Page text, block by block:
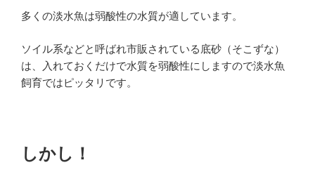
多くの淡水魚は弱酸性の水質が適しています。
ソイル系などと呼ばれ市販されている底砂（そこずな）
は、入れておくだけで水質を弱酸性にしますので淡水魚
飼育ではピッタリです。
しかし！